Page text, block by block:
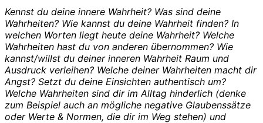
Kennst du deine innere Wahrheit? Was sind deine
Wahrheiten? Wie kannst du deine Wahrheit finden? In
welchen Worten liegt heute deine Wahrheit? Welche
Wahrheiten hast du von anderen übernommen? Wie
kannst/willst du deiner inneren Wahrheit Raum und
Ausdruck verleihen? Welche deiner Wahrheiten macht dir
Angst? Setzt du deine Einsichten authentisch um?
Welche Wahrheiten sind dir im Alltag hinderlich (denke
zum Beispiel auch an mögliche negative Glaubenssätze
oder Werte & Normen, die dir im Weg stehen) und